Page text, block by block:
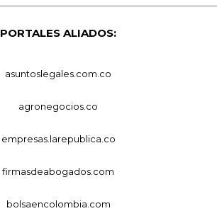
PORTALES ALIADOS:
asuntoslegales.com.co
agronegocios.co
empresas.larepublica.co
firmasdeabogados.com
bolsaencolombia.com